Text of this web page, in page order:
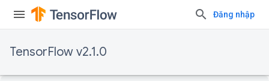
Đăng nhập
TensorFlow v2.1.0